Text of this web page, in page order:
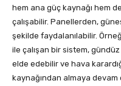
hem ana güç kaynağı hem
çalışabilir. Panellerden,
şekilde faydalanılabilir.
ile çalışan bir sistem,
elde edebilir ve hava
kaynağından almaya